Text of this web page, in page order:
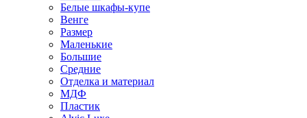
Белые шкафы-купе
Венге
Размер
Маленькие
Большие
Средние
Отделка и материал
МДФ
Пластик